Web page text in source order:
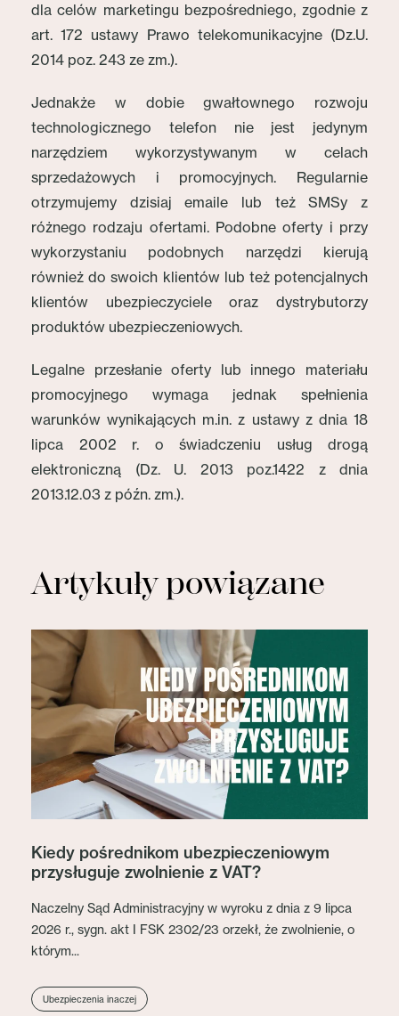
dla celów marketingu bezpośredniego, zgodnie z
art. 172 ustawy Prawo telekomunikacyjne (Dz.U.
2014 poz. 243 ze zm.).
Jednakże w dobie gwałtownego rozwoju
technologicznego telefon nie jest jedynym
narzędziem wykorzystywanym w celach
sprzedażowych i promocyjnych. Regularnie
otrzymujemy dzisiaj emaile lub też SMSy z
różnego rodzaju ofertami. Podobne oferty i przy
wykorzystaniu podobnych narzędzi kierują
również do swoich klientów lub też potencjalnych
klientów ubezpieczyciele oraz dystrybutorzy
produktów ubezpieczeniowych.
Legalne przesłanie oferty lub innego materiału
promocyjnego wymaga jednak spełnienia
warunków wynikających m.in. z ustawy z dnia 18
lipca 2002 r. o świadczeniu usług drogą
elektroniczną (Dz. U. 2013 poz.1422 z dnia
2013.12.03 z późn. zm.).
Artykuły powiązane
Kiedy pośrednikom ubezpieczeniowym
przysługuje zwolnienie z VAT?
Naczelny Sąd Administracyjny w wyroku z dnia z 9 lipca
2026 r., sygn. akt I FSK 2302/23 orzekł, że zwolnienie, o
którym...
Ubezpieczenia inaczej